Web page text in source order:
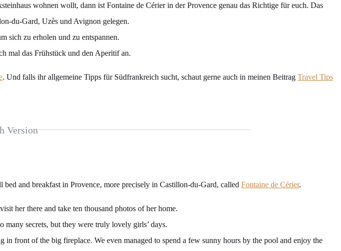
wohnen wollt, dann ist Fontaine de Cérier in der Provence genau das Richtige für euch. Das
du-Gard, Uzès und Avignon gelegen.
sich zu erholen und zu entspannen.
mal das Frühstück und den Aperitif an.
. Und falls ihr allgemeine Tipps für Südfrankreich sucht, schaut gerne auch in meinen Beitrag Travel Tips
Version
and breakfast in Provence, more precisely in Castillon-du-Gard, called Fontaine de Cérier.
her there and take ten thousand photos of her home.
secrets, but they were truly lovely girls’ days.
front of the big fireplace. We even managed to spend a few sunny hours by the pool and enjoy the